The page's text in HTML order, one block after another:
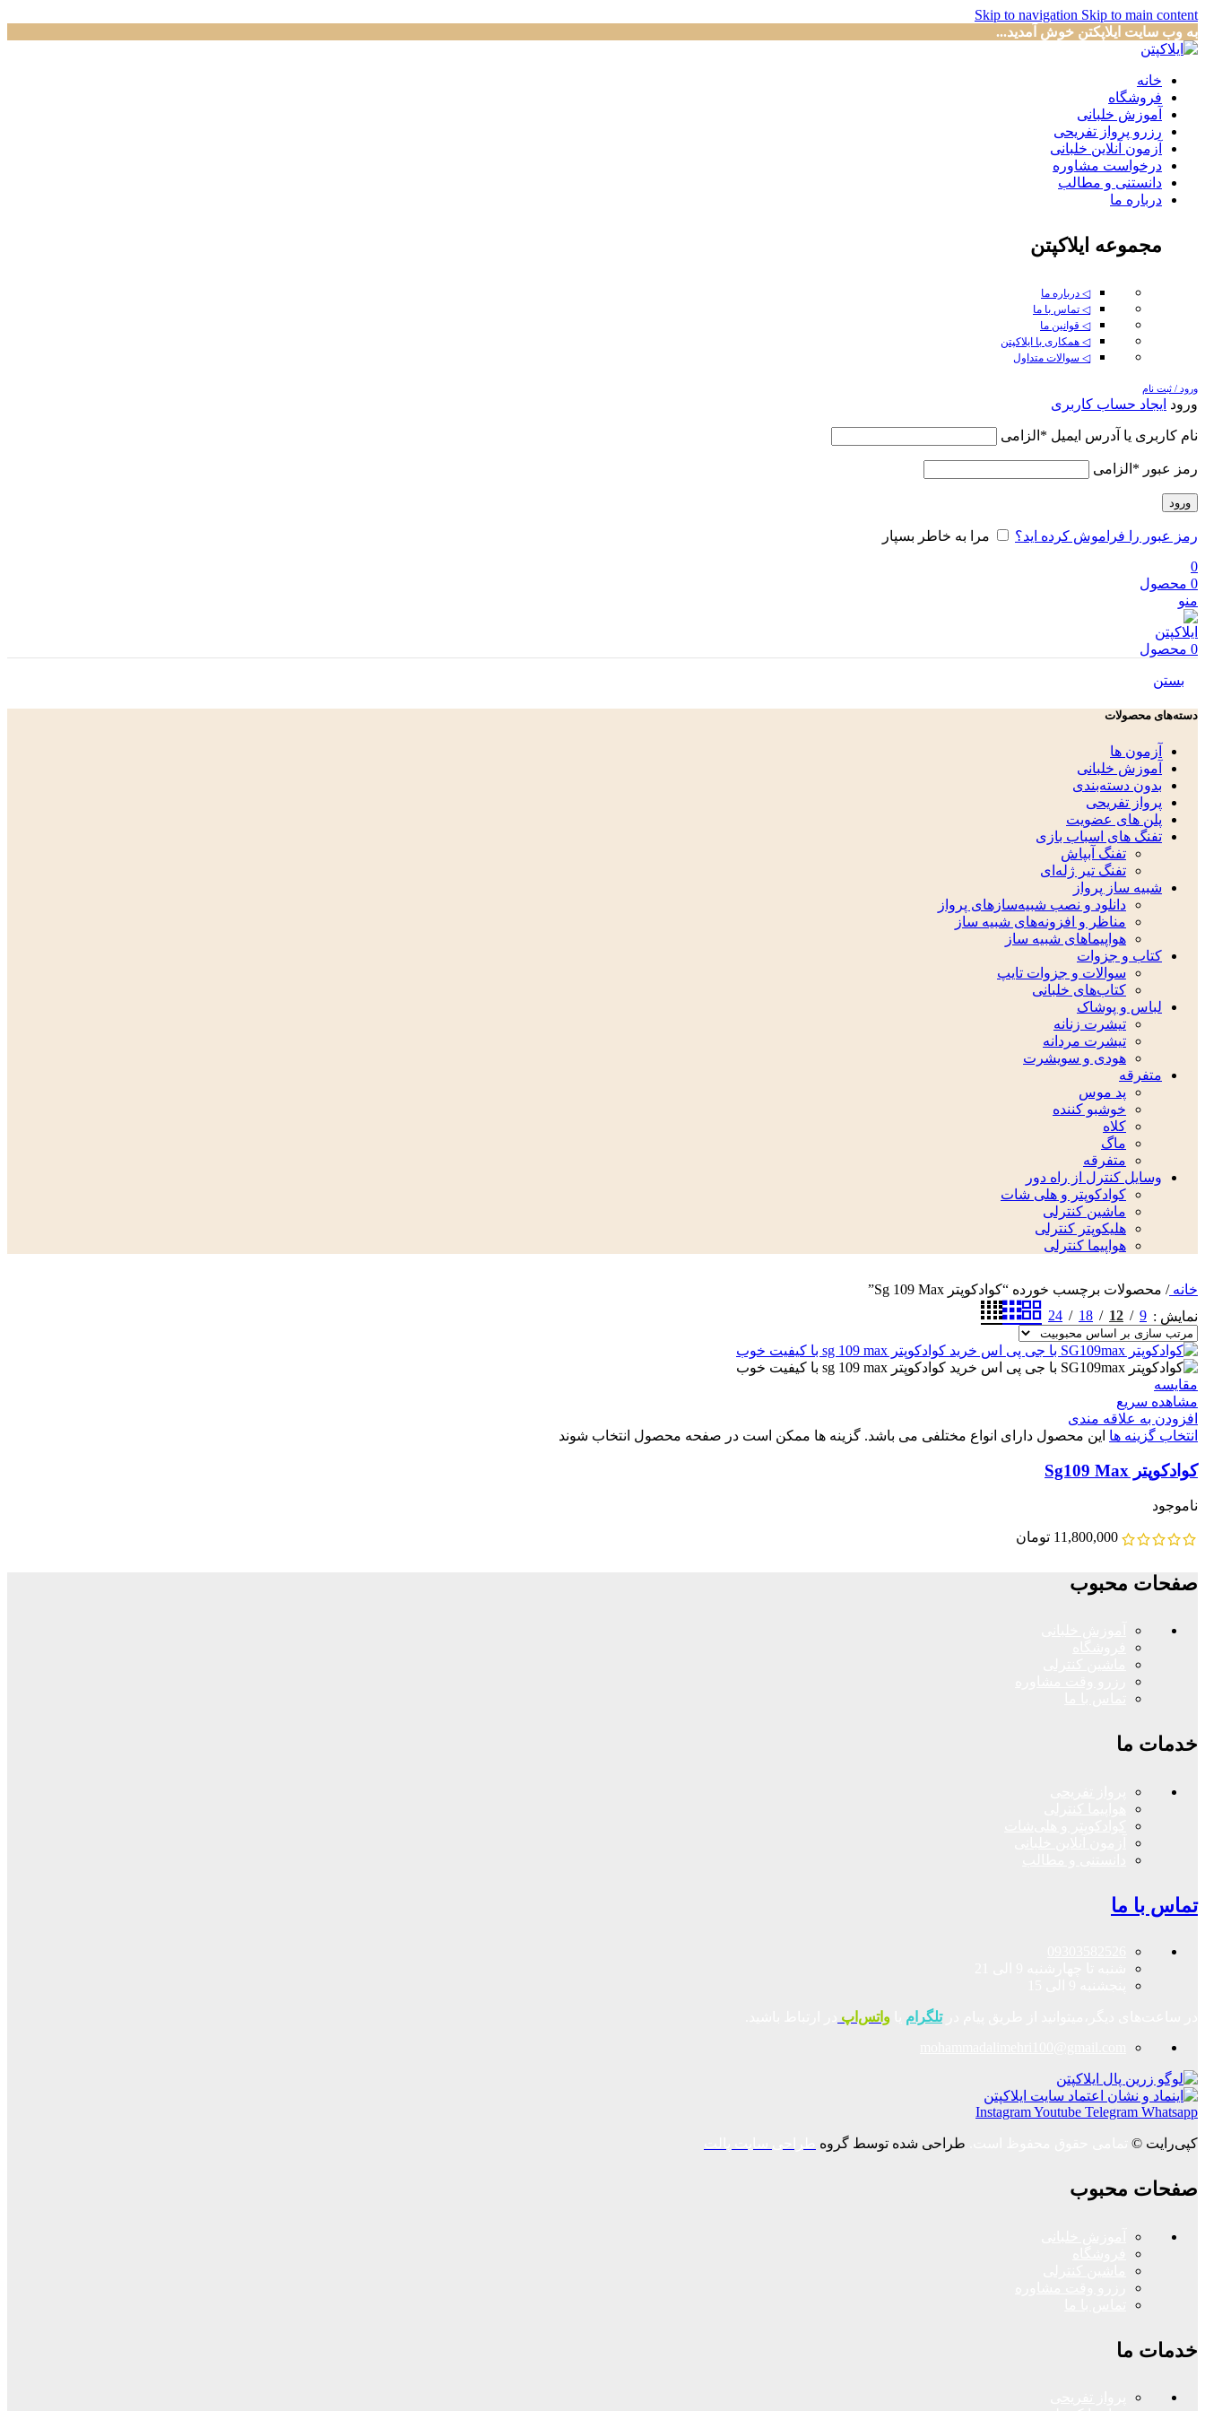
Skip to navigation Skip to main content
به وب سایت ایلاپکتن خوش آمدید...
خانه
فروشگاه
آموزش خلبانی
رزرو پرواز تفریحی
آزمون آنلاین خلبانی
درخواست مشاوره
دانستنی و مطالب
درباره ما
مجموعه ایلاکپتن
◁ درباره ما
◁ تماس با ما
◁ قوانین ما
◁ همکاری با ایلاکپتن
◁ سوالات متداول
ورود / ثبت نام
ورود ایجاد حساب کاربری
نام کاربری یا آدرس ایمیل * الزامی
رمز عبور * الزامی
ورود
رمز عبور را فراموش کرده اید؟
مرا به خاطر بسپار
0
0 محصول
منو
0 محصول
بستن
دسته‌های محصولات
آزمون ها
آموزش خلبانی
بدون دسته‌بندی
پرواز تفریحی
پلن های عضویت
تفنگ های اسباب بازی
تفنگ آبپاش
تفنگ تیر ژله‌ای
شبیه ساز پرواز
دانلود و نصب شبیه‌سازهای پرواز
مناظر و افزونه‌های شبیه ساز
هواپیماهای شبیه ساز
کتاب و جزوات
سوالات و جزوات تایپ
کتاب‌های خلبانی
لباس و پوشاک
تیشرت زنانه
تیشرت مردانه
هودی و سویشرت
متفرقه
پد موس
خوشبو کننده
کلاه
ماگ
متفرقه
وسایل کنترل از راه دور
کوادکوپتر و هلی شات
ماشین کنترلی
هلیکوپتر کنترلی
هواپیما کنترلی
خانه/ محصولات برچسب خورده “کوادکوپتر Sg 109 Max”
نمایش
9
12
18
24
مقایسه
مشاهده سریع
افزودن به علاقه مندی
انتخاب گزینه ها این محصول دارای انواع مختلفی می باشد. گزینه ها ممکن است در صفحه محصول انتخاب شوند
کوادکوپتر Sg109 Max
ناموجود
11,800,000 تومان
صفحات محبوب
خدمات ما
تماس با ما
در ساعت‌های دیگر،میتوانید از طریق پیام درتلگرام واتس‌اپ
InstagramYoutube Telegram Whatsapp
کپی‌رایت © طراحی شده توسط گروه
صفحات محبوب
خدمات ما